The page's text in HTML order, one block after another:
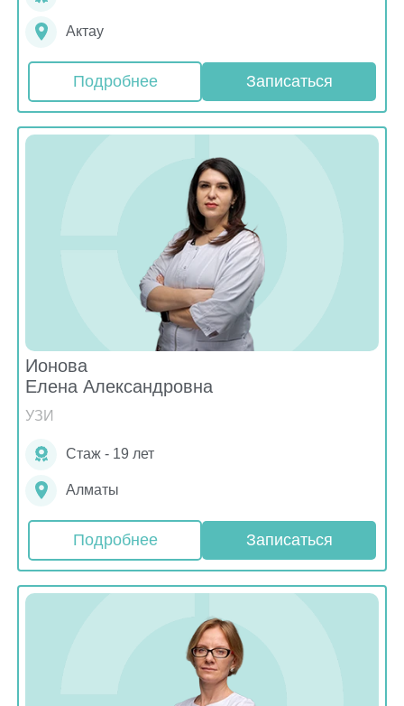
Актау
Подробнее Записаться
Ионова
Елена Александровна
УЗИ
Стаж - 19 лет
Алматы
Подробнее Записаться